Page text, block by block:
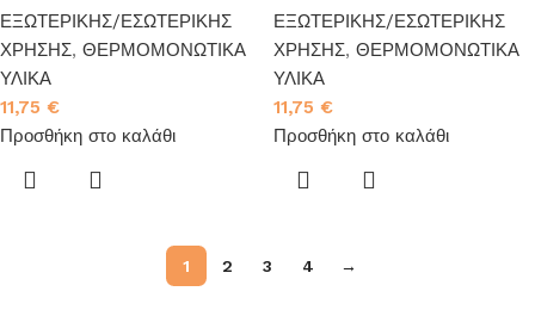
ΕΞΩΤΕΡΙΚΗΣ/ΕΣΩΤΕΡΙΚΗΣ
ΧΡΗΣΗΣ, ΘΕΡΜΟΜΟΝΩΤΙΚΑ
ΥΛΙΚΑ
11,75 €
Προσθήκη στο καλάθι
ΕΞΩΤΕΡΙΚΗΣ/ΕΣΩΤΕΡΙΚΗΣ
ΧΡΗΣΗΣ, ΘΕΡΜΟΜΟΝΩΤΙΚΑ
ΥΛΙΚΑ
11,75 €
Προσθήκη στο καλάθι
1 2 3 4 →